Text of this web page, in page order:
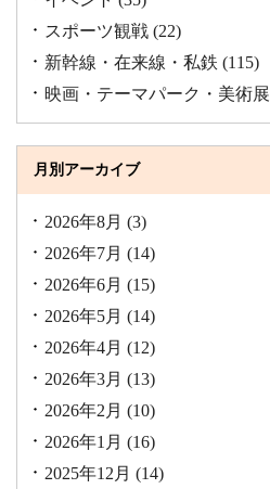
スポーツ観戦 (22)
新幹線・在来線・私鉄 (115)
映画・テーマパーク・美術展
月別アーカイブ
2026年8月 (3)
2026年7月 (14)
2026年6月 (15)
2026年5月 (14)
2026年4月 (12)
2026年3月 (13)
2026年2月 (10)
2026年1月 (16)
2025年12月 (14)